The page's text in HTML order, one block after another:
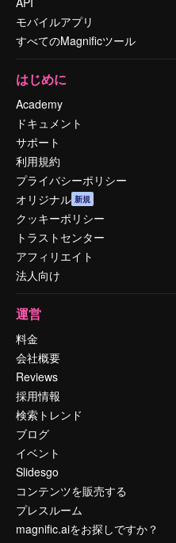
モバイルアプリ
すべてのMagnificツール
はじめに
Academy
ドキュメント
サポート
利用規約
プライバシーポリシー
オリジナル 新規
クッキーポリシー
トラストセンター
アフィリエイト
法人向け
運営
料金
会社概要
Reviews
採用情報
検索トレンド
ブログ
イベント
Slidesgo
コンテンツを販売する
プレスルーム
magnific.aiをお探しですか？